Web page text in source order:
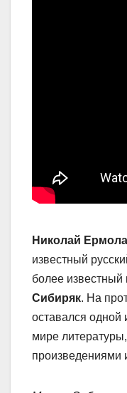
Николай
известный
более
Сибиряк. На
оставался одной
мире
произведениями